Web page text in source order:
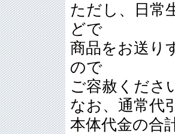
ただし、日常
どで
商品をお送り
ので
ご容赦くださ
なお、通常代
本体代金の合